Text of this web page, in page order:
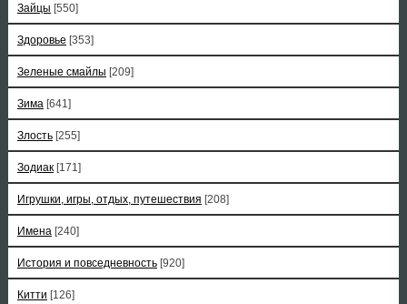
Зайцы [550]
Здоровье [353]
Зеленые смайлы [209]
Зима [641]
Злость [255]
Зодиак [171]
Игрушки, игры, отдых, путешествия [208]
Имена [240]
История и повседневность [920]
Китти [126]